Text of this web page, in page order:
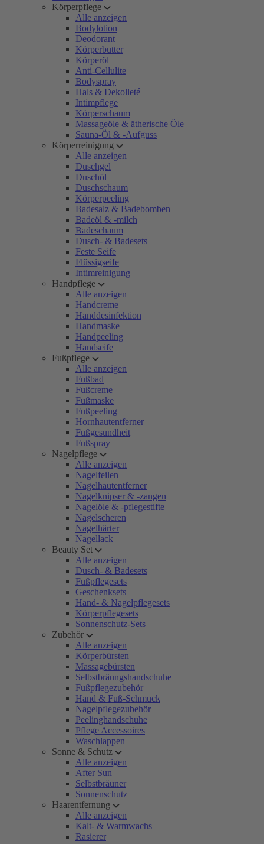
Körperpflege
Alle anzeigen
Bodylotion
Deodorant
Körperbutter
Körperöl
Anti-Cellulite
Bodyspray
Hals & Dekolleté
Intimpflege
Körperschaum
Massageöle & ätherische Öle
Sauna-Öl & -Aufguss
Körperreinigung
Alle anzeigen
Duschgel
Duschöl
Duschschaum
Körperpeeling
Badesalz & Badebomben
Badeöl & -milch
Badeschaum
Dusch- & Badesets
Feste Seife
Flüssigseife
Intimreinigung
Handpflege
Alle anzeigen
Handcreme
Handdesinfektion
Handmaske
Handpeeling
Handseife
Fußpflege
Alle anzeigen
Fußbad
Fußcreme
Fußmaske
Fußpeeling
Hornhautentferner
Fußgesundheit
Fußspray
Nagelpflege
Alle anzeigen
Nagelfeilen
Nagelhautentferner
Nagelknipser & -zangen
Nagelöle & -pflegestifte
Nagelscheren
Nagelhärter
Nagellack
Beauty Set
Alle anzeigen
Dusch- & Badesets
Fußpflegesets
Geschenksets
Hand- & Nagelpflegesets
Körperpflegesets
Sonnenschutz-Sets
Zubehör
Alle anzeigen
Körperbürsten
Massagebürsten
Selbstbräungshandschuhe
Fußpflegezubehör
Hand & Fuß-Schmuck
Nagelpflegezubehör
Peelinghandschuhe
Pflege Accessoires
Waschlappen
Sonne & Schutz
Alle anzeigen
After Sun
Selbstbräuner
Sonnenschutz
Haarentfernung
Alle anzeigen
Kalt- & Warmwachs
Rasierer